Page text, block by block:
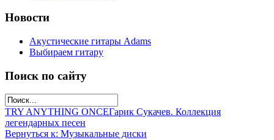
Новости
Акустические гитары Adams
Выбираем гитару
Поиск по сайту
TRY ANYTHING ONCEГарик Сукачев. Коллекция
легендарных песен
Вернуться к: Музыкальные диски